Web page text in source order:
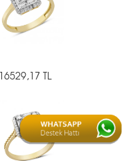
16529,17 TL